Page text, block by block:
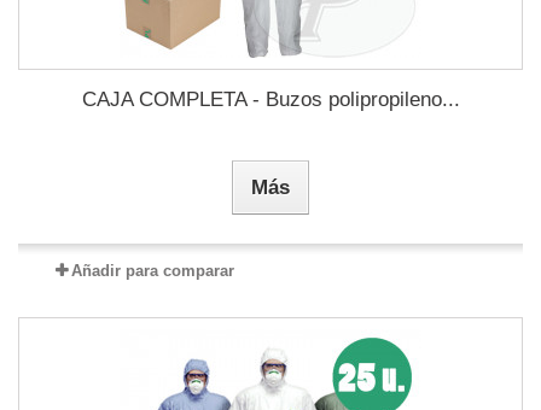
CAJA COMPLETA - Buzos polipropileno...
Más
Añadir para comparar